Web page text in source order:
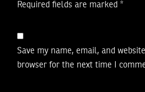
Required fields are marked *
Save my name, email, and
browser for the next time I